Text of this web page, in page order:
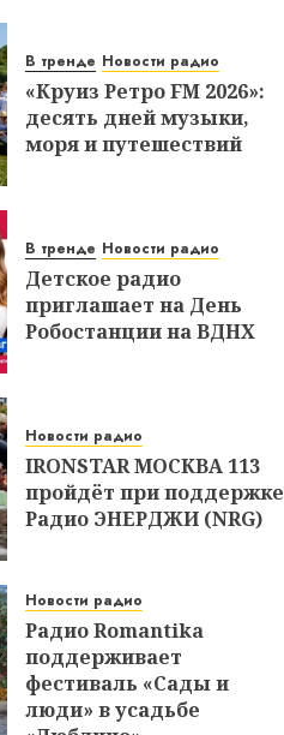
В тренде Новости радио
«Круиз Ретро FM 2026»:
десять дней музыки,
моря и путешествий
В тренде Новости радио
Детское радио
приглашает на День
Робостанции на ВДНХ
Новости радио
IRONSTAR МОСКВА 113
пройдёт при поддержке
Радио ЭНЕРДЖИ (NRG)
Новости радио
Радио Romantika
поддерживает
фестиваль «Сады и
люди» в усадьбе